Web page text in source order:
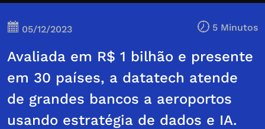
05/12/2023 5 Minutos
Avaliada em R$ 1 bilhão e presente
em 30 países, a datatech atende
de grandes bancos a aeroportos
usando estratégia de dados e IA.